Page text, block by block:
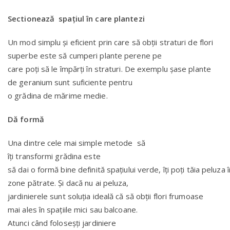
Sectionează spațiul în care plantezi
Un mod simplu și eficient prin care să obții straturi de flori
superbe este să cumperi plante perene pe
care poți să le împărți în straturi. De exemplu șase plante
de geranium sunt suficiente pentru
o grădina de mărime medie.
Dă formă
Una dintre cele mai simple metode să
îți transformi grădina este
să dai o formă bine definită spațiului verde, îți poți tăia peluza
zone pătrate. Și dacă nu ai peluza,
jardinierele sunt soluția ideală că să obții flori frumoase
mai ales în spațiile mici sau balcoane.
Atunci când foloseșți jardiniere